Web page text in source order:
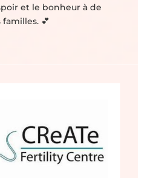
et le bonheur à de
💕